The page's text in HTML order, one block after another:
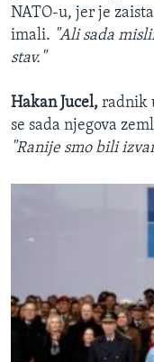
NATO-u, jer je
imali. "Ali sada
stav."
Hakan Jucel, radnik
se sada njegova
"Ranije smo bili